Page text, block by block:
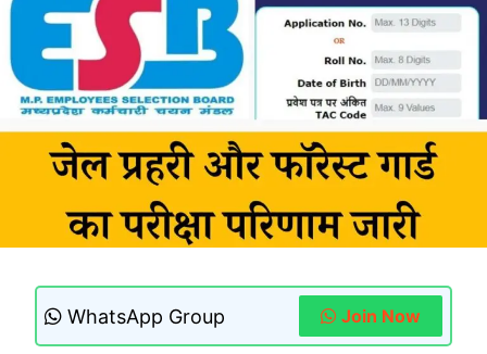
WhatsApp Group Join Now